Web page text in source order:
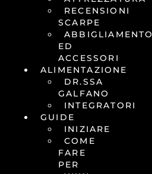
RECENSIONI
SCARPE
ABBIGLIAMENTO
ED
ACCESSORI
ALIMENTAZIONE
DR.SSA
GALFANO
INTEGRATORI
GUIDE
INIZIARE
COME
FARE
PER